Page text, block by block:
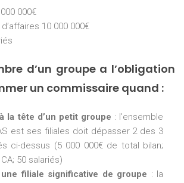
000€
10 000 000€
d’un groupe a l’obligation
un commissaire quand :
la tête d’un petit groupe : l’ensemble
est ses filiales doit dépasser 2 des 3
ci-dessus (5 000 000€ de total bilan;
50 salariés)
filiale significative de groupe : la